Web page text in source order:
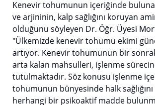
Kenevir tohumunun içeriğinde
ve arjininin, kalp sağlığını koruyan
olduğunu söyleyen Dr. Öğr. Üyesi
"Ülkemizde kenevir tohumu ekimi
artıyor. Kenevir tohumunun bir
arta kalan mahsulleri, işlenme
tutulmaktadır. Söz konusu işlenme
tohumunun bünyesinde halk
herhangi bir psikoaktif madde